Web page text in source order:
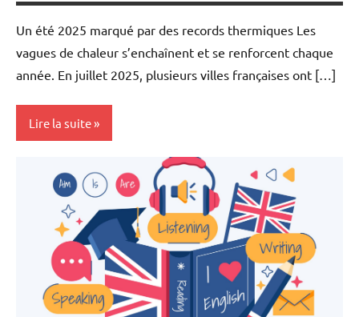
Un été 2025 marqué par des records thermiques Les
vagues de chaleur s’enchaînent et se renforcent chaque
année. En juillet 2025, plusieurs villes françaises ont […]
Lire la suite
Actualité